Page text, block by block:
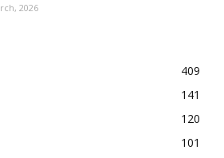
2026
409
141
120
101